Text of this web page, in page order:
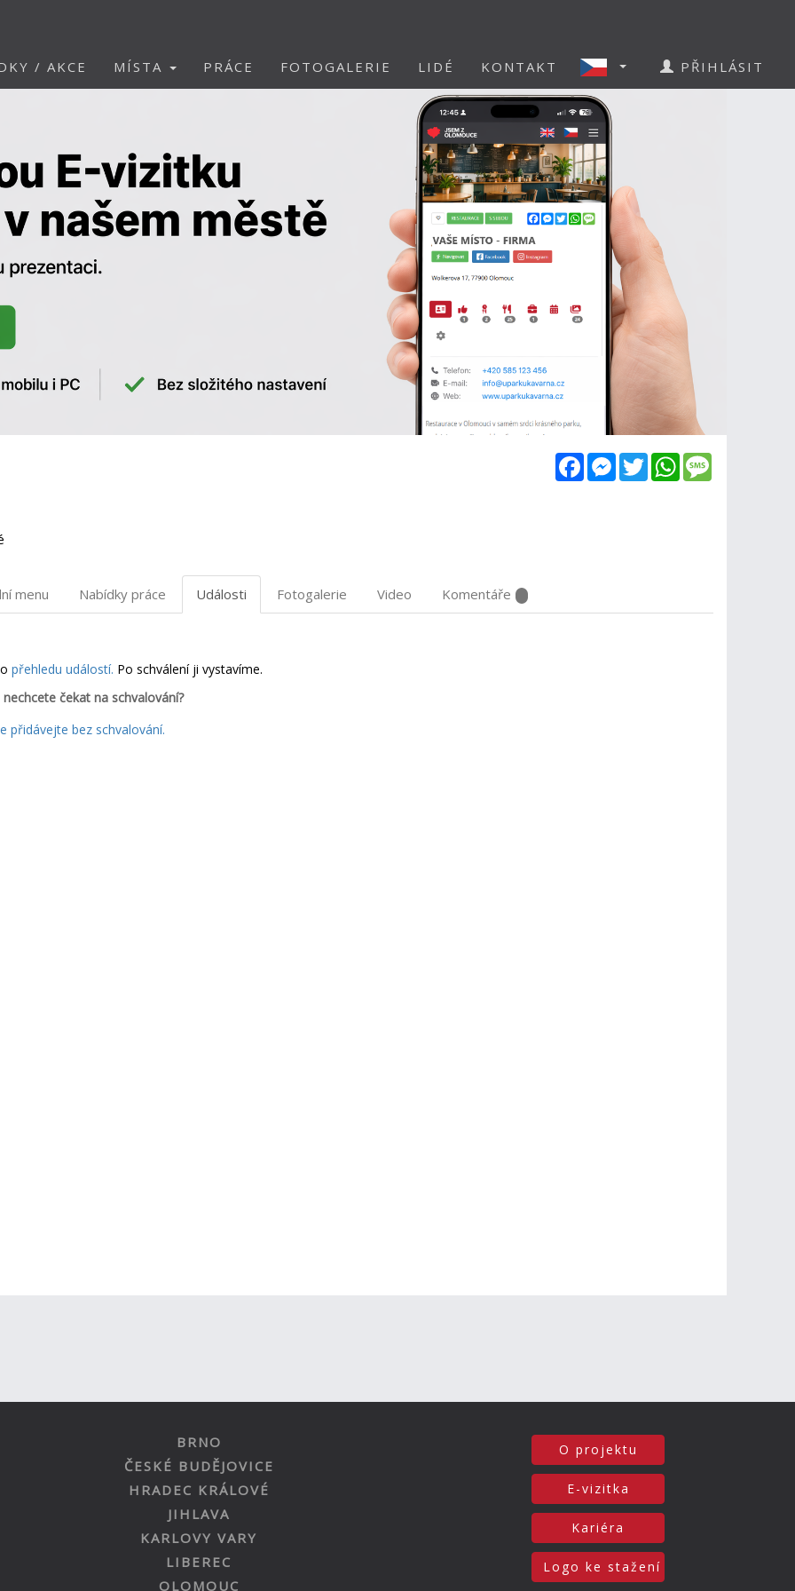
/ AKCE MÍSTA PRÁCE FOTOGALERIE LIDÉ KONTAKT PŘIHLÁSIT
FacebookMessenger
TwitterWhatsApp
menu Nabídky práce Události Fotogalerie Video Komentáře
přehledu událostí. Po schválení ji vystavíme.
čekat na schvalování?
přidávejte bez schvalování.
BRNO
ČESKÉ BUDĚJOVICE
HRADEC KRÁLOVÉ
JIHLAVA
KARLOVY VARY
LIBEREC
OLOMOUC
O projektu
E-vizitka
Kariéra
Logo ke stažení